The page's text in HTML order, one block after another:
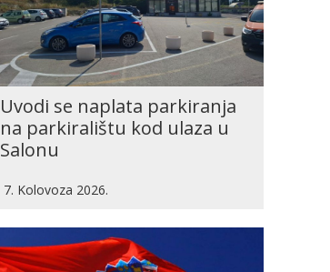
Uvodi se naplata parkiranja
na parkiralištu kod ulaza u
Salonu
7. Kolovoza 2026.